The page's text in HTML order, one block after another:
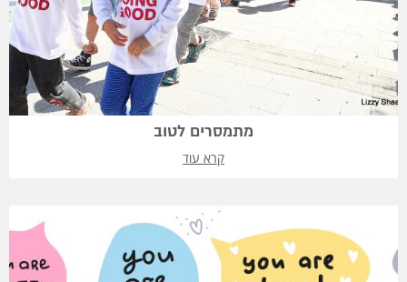
מתמסרים לטוב
קרא עוד